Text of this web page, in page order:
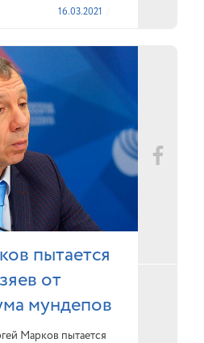
16.03.2021
пытается
от
мундепов
Марков пытается